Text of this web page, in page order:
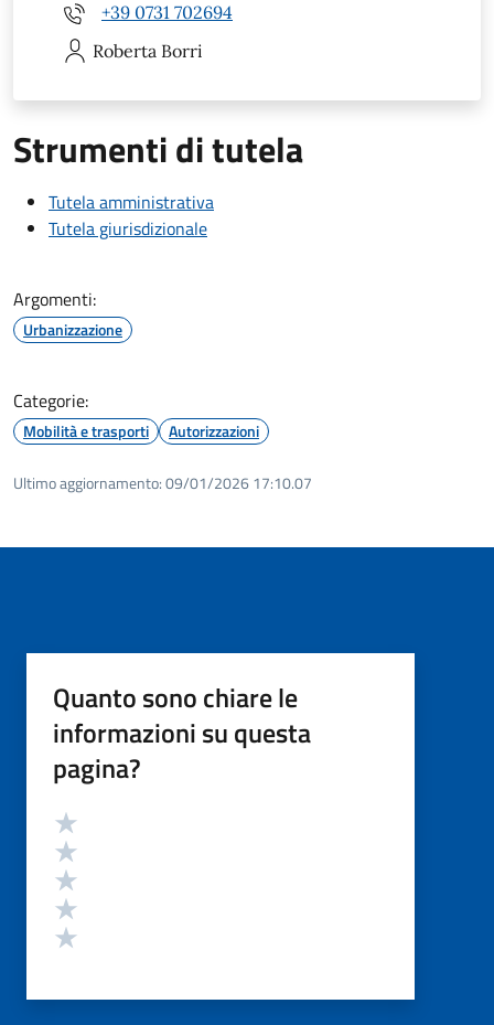
+39 0731 702694
Roberta Borri
Strumenti di tutela
Tutela amministrativa
Tutela giurisdizionale
Argomenti:
Urbanizzazione
Categorie:
Mobilità e trasporti Autorizzazioni
Ultimo aggiornamento:09/01/2026 17:10.07
Quanto sono chiare le
informazioni su questa
pagina?
Valutazione